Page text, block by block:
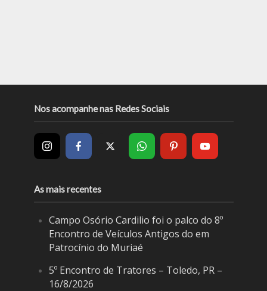
Nos acompanhe nas Redes Sociais
As mais recentes
Campo Osório Cardilio foi o palco do 8º
Encontro de Veículos Antigos do em
Patrocínio do Muriaé
5º Encontro de Tratores – Toledo, PR –
16/8/2026